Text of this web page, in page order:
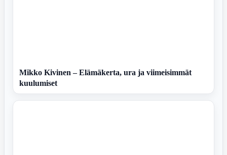
Mikko Kivinen – Elämäkerta, ura ja viimeisimmät
kuulumiset